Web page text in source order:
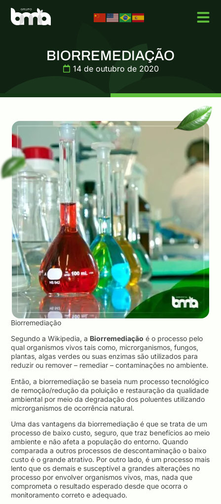
BIORREMEDIAÇÃO
14 de outubro de 2020
Biorremediação
Segundo a Wikipedia, a Biorremediação é o processo pelo
qual organismos vivos tais como, microrganismos, fungos,
plantas, algas verdes ou suas enzimas são utilizados para
reduzir ou remover – remediar – contaminações no ambiente.
Então, a biorremediação se baseia num processo tecnológico
de remoção/redução da poluição e restauração da qualidade
ambiental por meio da degradação dos poluentes utilizando
microrganismos de ocorrência natural.
Uma das vantagens da biorremediação é que se trata de um
processo de baixo custo, seguro, que traz benefícios ao meio
ambiente e não afeta a população do entorno. Quando
comparada a outros processos de descontaminação o baixo
custo é o grande atrativo. Por outro lado, é um processo mais
lento que os demais e susceptível a grandes alterações no
processo por envolver organismos vivos, mas, nada que
comprometa o resultado esperado desde que ocorra o
monitoramento correto e adequado.